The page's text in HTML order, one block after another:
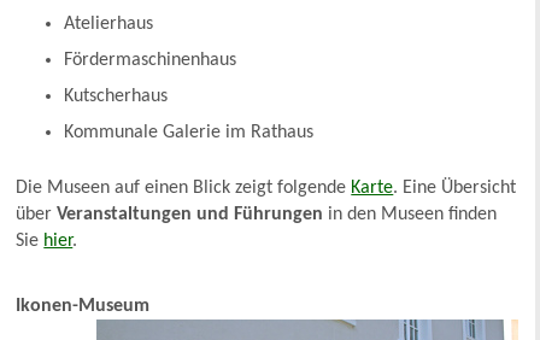
Atelierhaus
Fördermaschinenhaus
Kutscherhaus
Kommunale Galerie im Rathaus
Die Museen auf einen Blick zeigt folgende Karte. Eine Übersicht
überVeranstaltungen und Führungen in den Museen finden
Sie hier.
Ikonen-Museum